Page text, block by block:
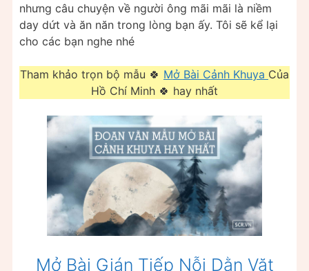
nhưng câu chuyện về người ông mãi mãi là niềm
day dứt và ăn năn trong lòng bạn ấy. Tôi sẽ kể lại
cho các bạn nghe nhé
Tham khảo trọn bộ mẫu 🍀 Mở Bài Cảnh Khuya Của
Hồ Chí Minh 🍀 hay nhất
Mở Bài Gián Tiếp Nỗi Dằn Vặt